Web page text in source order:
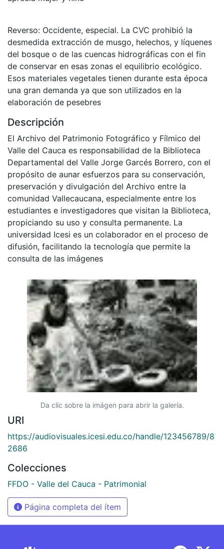
Reverso: Occidente, especial. La CVC prohibió la
desmedida extracción de musgo, helechos, y líquenes
del bosque o de las cuencas hidrográficas con el fin
de conservar en esas zonas el equilibrio ecológico.
Esos materiales vegetales tienen durante esta época
una gran demanda ya que son utilizados en la
elaboración de pesebres
Descripción
El Archivo del Patrimonio Fotográfico y Fílmico del
Valle del Cauca es responsabilidad de la Biblioteca
Departamental del Valle Jorge Garcés Borrero, con el
propósito de aunar esfuerzos para su conservación,
preservación y divulgación del Archivo entre la
comunidad Vallecaucana, especialmente entre los
estudiantes e investigadores que visitan la Biblioteca,
propiciando su uso y consulta permanente. La
universidad Icesi es un colaborador en el proceso de
difusión, facilitando la tecnología que permite la
consulta de las imágenes
Da clic sobre la imágen para abrir la galería.
URI
https://audiovisuales.icesi.edu.co/handle/123456789/8
2686
Colecciones
FFDO - Valle del Cauca - Patrimonial
Página completa del ítem